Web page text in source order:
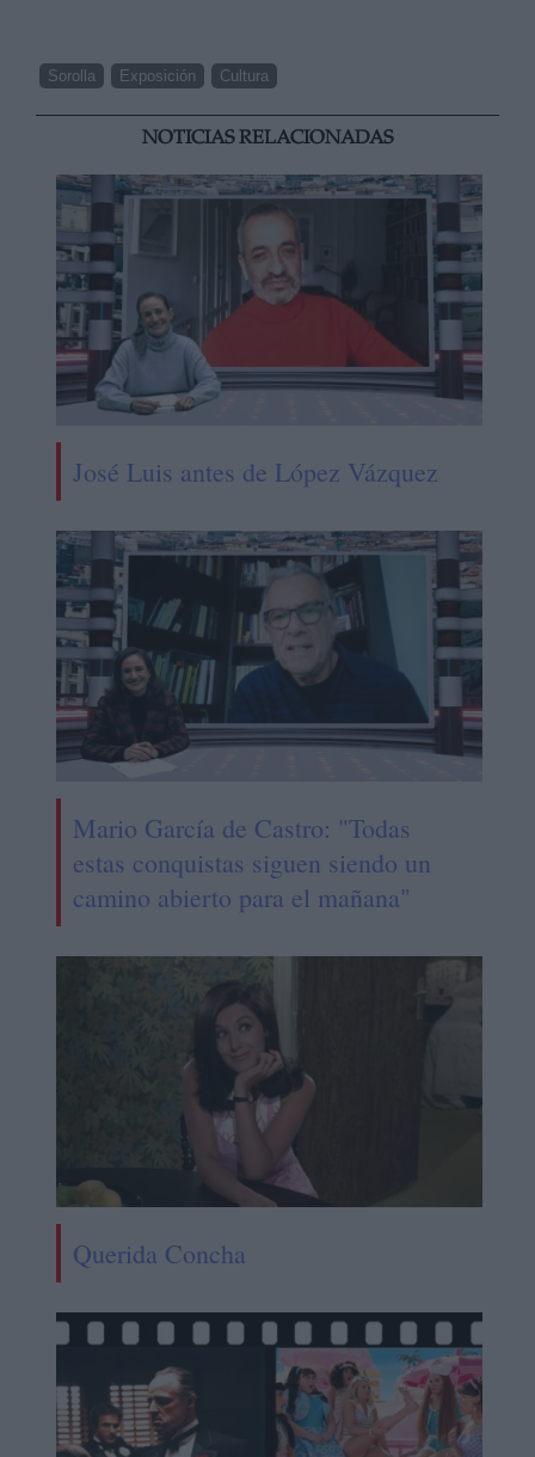
Sorolla Exposición Cultura
NOTICIAS RELACIONADAS
José Luis antes de López Vázquez
Mario García de Castro: "Todas
estas conquistas siguen siendo un
camino abierto para el mañana"
Querida Concha